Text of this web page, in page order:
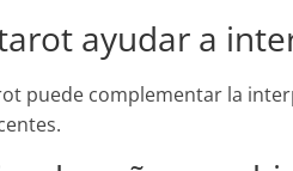
ayudar a
puede complementar la